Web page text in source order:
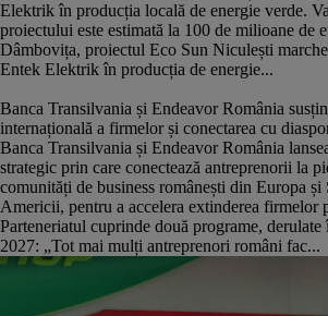
Elektrik în producția locală de energie verde.
proiectului este estimată la 100 de milioane de
Dâmbovița, proiectul Eco Sun Niculești
Entek Elektrik în producția de energie...
Banca Transilvania și Endeavor România
internațională a firmelor și conectarea cu
Banca Transilvania și Endeavor România
strategic prin care conectează antreprenorii la
comunități de business românești din Europa și
Americii, pentru a accelera extinderea firmelor
Parteneriatul cuprinde două programe,
2027: „Tot mai mulți antreprenori români fac...